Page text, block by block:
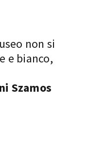
non si
e bianco,
Szamos